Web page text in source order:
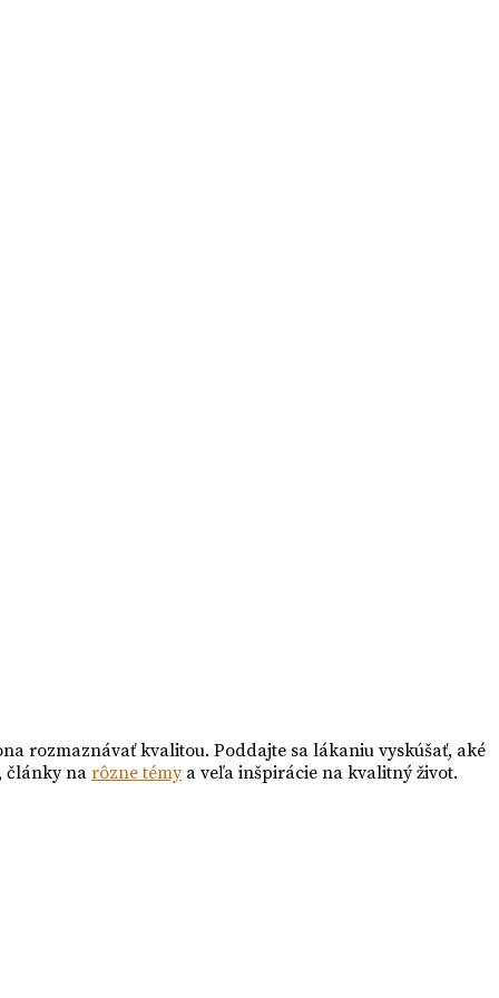
rozmaznávať kvalitou. Poddajte sa lákaniu vyskúšať, aké
články na rôzne témya veľa inšpirácie na kvalitný život.